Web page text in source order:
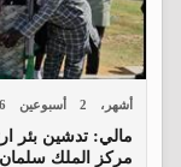
6 أشهر، 2 أسبوعين
​مالي: تدشين بئر
مركز الملك سلمان